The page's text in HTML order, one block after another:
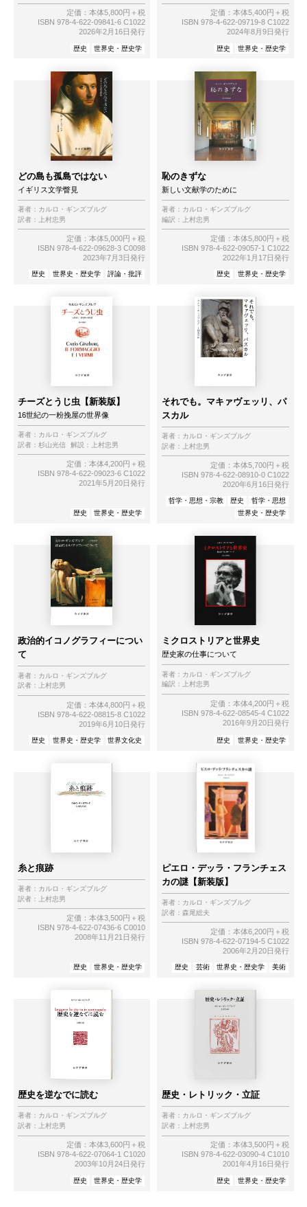
定価：本体5,800円＋税
ISBN 978-4-622-09841-6 C1022
2026年2月16日発行
歴史 世界史・歴史学
定価：本体5,400円＋税
ISBN 978-4-622-09719-8 C1022
2024年8月9日発行
歴史 世界史・歴史学
どの島も孤島ではない
イギリス文学瞥見
著者： カルロ・ギンズブルグ
訳者：
上村忠男
定価：本体5,000円＋税
ISBN 978-4-622-09628-3 C0098
2023年7月3日発行
歴史 世界史・歴史学 評論・批評
恥のきずな
新しい文献学のために
著者： カルロ・ギンズブルグ
編訳：
上村忠男
定価：本体5,800円＋税
ISBN 978-4-622-09057-1 C1022
2022年1月17日発行
歴史 世界史・歴史学
チーズとうじ虫【新装版】
16世紀の一粉挽屋の世界像
著者： カルロ・ギンズブルグ
訳者： 杉山光信 解説： 上村忠男
定価：本体4,200円＋税
ISBN 978-4-622-09023-6 C1022
2021年5月20日発行
歴史 世界史・歴史学
それでも。マキァヴェッリ、パ
スカル
著者： カルロ・ギンズブルグ
訳者：
上村忠男
定価：本体5,700円＋税
ISBN 978-4-622-08910-0 C1022
2020年6月16日発行
哲学・思想・宗教 歴史
哲学・思想
世界史・歴史学
政治的イコノグラフィーについ
て
著者： カルロ・ギンズブルグ
訳者：
上村忠男
定価：本体4,800円＋税
ISBN 978-4-622-08815-8 C1022
2019年6月10日発行
歴史 世界史・歴史学 世界文化史
ミクロストリアと世界史
歴史家の仕事について
著者： カルロ・ギンズブルグ
編訳：
上村忠男
定価：本体4,200円＋税
ISBN 978-4-622-08545-4 C1022
2016年9月20日発行
歴史 世界史・歴史学
糸と痕跡
著者： カルロ・ギンズブルグ
訳者：
上村忠男
定価：本体3,500円＋税
ISBN 978-4-622-07436-6 C0010
2008年11月21日発行
歴史 世界史・歴史学
ピエロ・デッラ・フランチェス
カの謎【新装版】
著者： カルロ・ギンズブルグ
訳者： 森尾総夫
定価：本体6,200円＋税
ISBN 978-4-622-07194-5 C1022
2006年2月20日発行
歴史 芸術 世界史・歴史学 美術
歴史を逆なでに読む
著者： カルロ・ギンズブルグ
訳者：
上村忠男
定価：本体3,600円＋税
ISBN 978-4-622-07064-1 C1020
2003年10月24日発行
歴史 世界史・歴史学
歴史・レトリック・立証
著者： カルロ・ギンズブルグ
訳者：
上村忠男
定価：本体3,500円＋税
ISBN 978-4-622-03090-4 C1010
2001年4月16日発行
歴史 世界史・歴史学